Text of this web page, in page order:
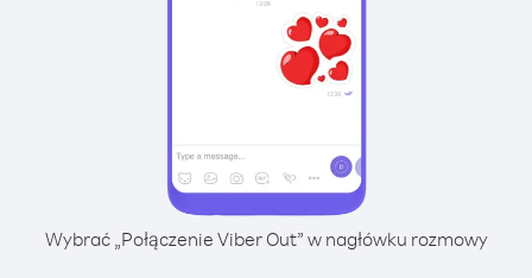
Wybrać „Połączenie Viber Out” w nagłówku rozmowy